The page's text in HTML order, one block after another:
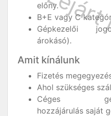
előny.
B+E vagy C
Gépkezelői
árokásó).
Amit kínálunk
Fizetés
Ahol szükséges
Céges
hozzájárulás saját